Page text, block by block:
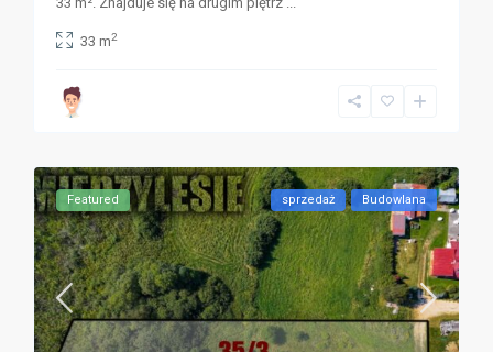
33 m2
Featured sprzedaż Budowlana